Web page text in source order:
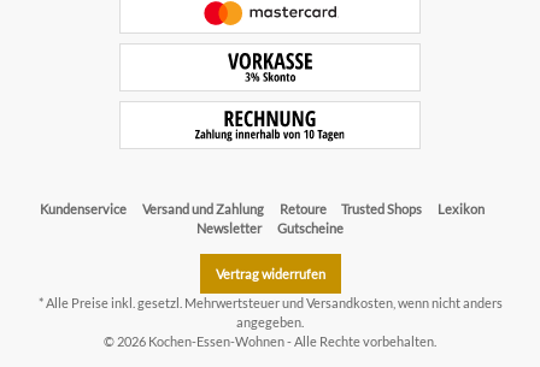
Kundenservice Versand und Zahlung Retoure Trusted Shops
Lexikon
Newsletter
Gutscheine
Vertrag widerrufen
* Alle Preise inkl. gesetzl. Mehrwertsteuer undVersandkosten, wenn nicht anders
angegeben.
© 2026 Kochen-Essen-Wohnen - Alle Rechte vorbehalten.